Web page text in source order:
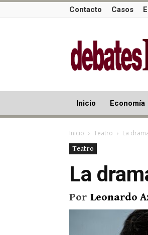
Contacto Casos
Inicio Economía
Inicio Teatro
La
Teatro
La
Por Leonardo